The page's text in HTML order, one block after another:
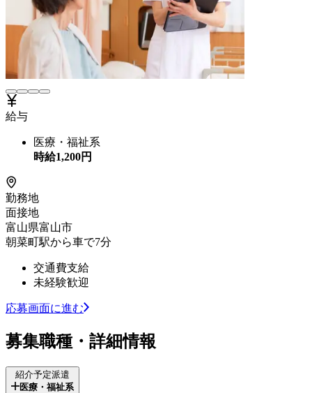
給与
医療・福祉系
時給1,200円
勤務地
面接地
富山県富山市
朝菜町駅から車で7分
交通費支給
未経験歓迎
応募画面に進む
募集職種・詳細情報
紹介予定派遣
医療・福祉系